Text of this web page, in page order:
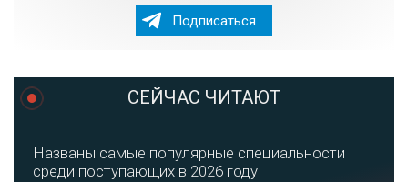
Подписаться
СЕЙЧАС ЧИТАЮТ
Названы самые популярные специальности
среди поступающих в 2026 году